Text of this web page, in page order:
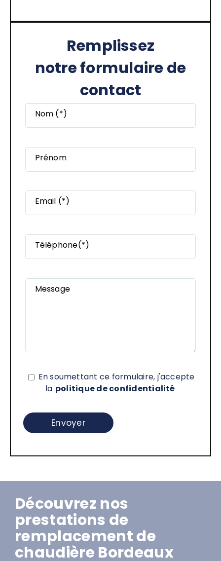
Remplissez
notre formulaire de
contact
Nom (*)
Prénom
Email (*)
Téléphone(*)
Message
En soumettant ce formulaire, j'accepte
la politique de confidentialité
Découvrez nos
prestations de
remplacement de
chaudière Bordeaux